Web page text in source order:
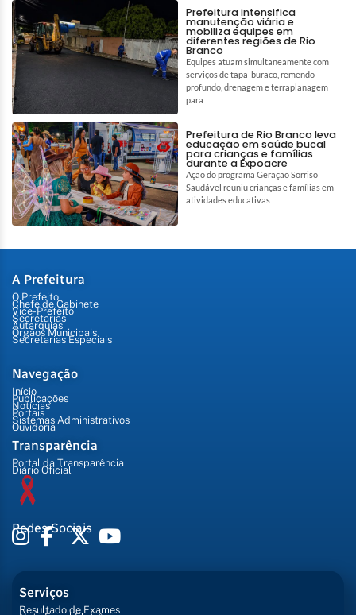
Prefeitura intensifica
manutenção viária e
mobiliza equipes em
diferentes regiões de Rio
Branco
Equipes atuam simultaneamente com
serviços de tapa-buraco, remendo
profundo, drenagem e terraplanagem
para
Prefeitura de Rio Branco leva
educação em saúde bucal
para crianças e famílias
durante a Expoacre
Ação do programa Geração Sorriso
Saudável reuniu crianças e famílias em
atividades educativas
A Prefeitura
O Prefeito
Chefe de Gabinete
Vice-Prefeito
Secretarias
Autarquias
Órgãos Municipais
Secretarias Especiais
Navegação
Início
Publicações
Notícias
Portais
Sistemas Administrativos
Ouvidoria
Transparência
Portal da Transparência
Diário Oficial
Redes Sociais
Serviços
Resultado de Exames